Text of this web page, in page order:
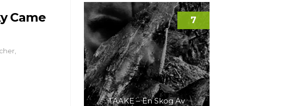
Came
TAAKE – En Skog Av
7